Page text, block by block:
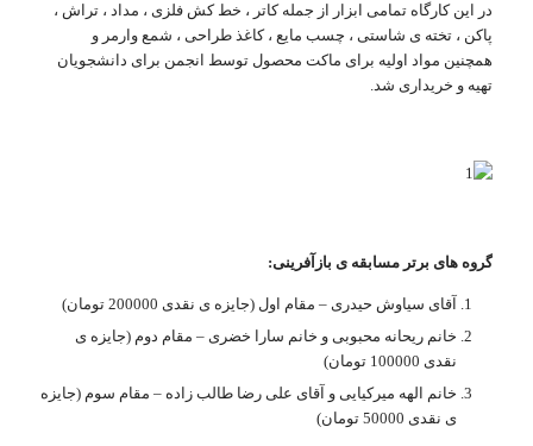
در این کارگاه تمامی ابزار از جمله کاتر ، خط کش فلزی ، مداد ، تراش ،
پاکن ، تخته ی شاستی ، چسب مایع ، کاغذ طراحی ، شمع وارمر و
همچنین مواد اولیه برای ماکت محصول توسط انجمن برای دانشجویان
تهیه و خریداری شد.
گروه های برتر مسابقه ی بازآفرینی:
آقای سیاوش حیدری – مقام اول (جایزه ی نقدی 200000 تومان)
خانم ریحانه محبوبی و خانم سارا خضری – مقام دوم (جایزه ی
نقدی 100000 تومان)
خانم الهه میرکیایی و آقای علی رضا طالب زاده – مقام سوم (جایزه
ی نقدی 50000 تومان)